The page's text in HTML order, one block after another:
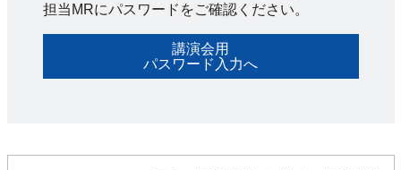
担当MRにパスワードをご確認ください。
講演会用
パスワード入力へ